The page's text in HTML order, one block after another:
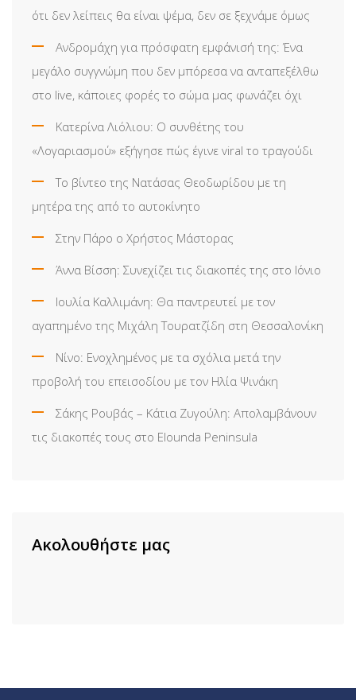
ότι δεν λείπεις θα είναι ψέμα, δεν σε ξεχνάμε όμως
Ανδρομάχη για πρόσφατη εμφάνισή της: Ένα
μεγάλο συγγνώμη που δεν μπόρεσα να ανταπεξέλθω
στο live, κάποιες φορές το σώμα μας φωνάζει όχι
Κατερίνα Λιόλιου: Ο συνθέτης του
«Λογαριασμού» εξήγησε πώς έγινε viral το τραγούδι
Το βίντεο της Νατάσας Θεοδωρίδου με τη
μητέρα της από το αυτοκίνητο
Στην Πάρο ο Χρήστος Μάστορας
Άννα Βίσση: Συνεχίζει τις διακοπές της στο Ιόνιο
Ιουλία Καλλιμάνη: Θα παντρευτεί με τον
αγαπημένο της Μιχάλη Τουρατζίδη στη Θεσσαλονίκη
Νίνο: Ενοχλημένος με τα σχόλια μετά την
προβολή του επεισοδίου με τον Ηλία Ψινάκη
Σάκης Ρουβάς – Κάτια Ζυγούλη: Απολαμβάνουν
τις διακοπές τους στο Elounda Peninsula
Ακολουθήστε μας